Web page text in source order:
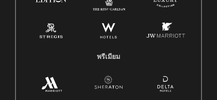
พรีเมียม